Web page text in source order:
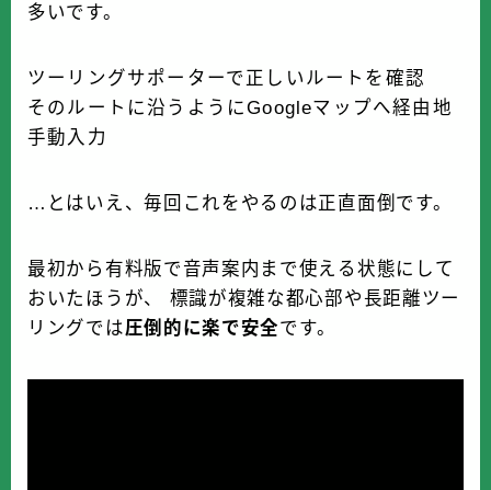
多いです。
ツーリングサポーターで正しいルートを確認
そのルートに沿うようにGoogleマップへ経由地
手動入力
…とはいえ、毎回これをやるのは正直面倒です。
最初から有料版で音声案内まで使える状態にして
おいたほうが、 標識が複雑な都心部や長距離ツー
リングでは 圧倒的に楽で安全です。